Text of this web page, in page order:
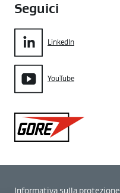
Seguici
LinkedIn
YouTube
Gore
Informativa sulla protezione